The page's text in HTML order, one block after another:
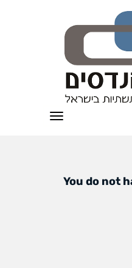
תפריט
You do not